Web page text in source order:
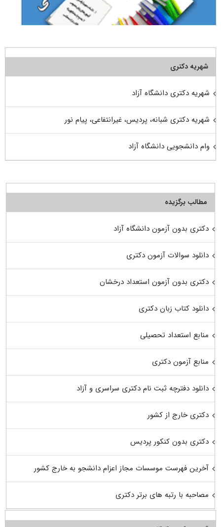
شهریه دکتری
شهریه دکتری دانشگاه آزاد
شهریه دکتری شبانه، پردیس، غیرانتفاعی، پیام نور
وام دانشجویی دانشگاه آزاد
مطالب برگزیده
دکتری بدون آزمون دانشگاه آزاد
دانلود سوالات آزمون دکتری
دکتری بدون آزمون استعداد درخشان
دانلود کتاب زبان دکتری
منابع استعداد تحصیلی
منابع آزمون دکتری
دانلود دفترچه ثبت نام دکتری سراسری و آزاد
دکتری خارج از کشور
دکتری بدون کنکور پردیس
آخرین فهرست موسسات مجاز اعزام دانشجو به خارج کشور
مصاحبه با رتبه های برتر دکتری